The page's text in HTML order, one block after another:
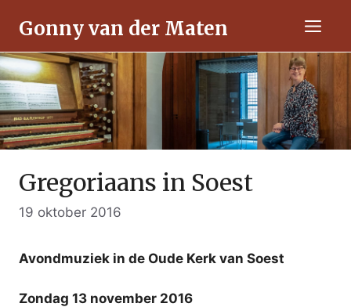
naar
de
inhoud
Gonny van der Maten Menu
Gregoriaans in Soest
19 oktober 2016
Avondmuziek in de Oude Kerk van Soest
Zondag 13 november 2016